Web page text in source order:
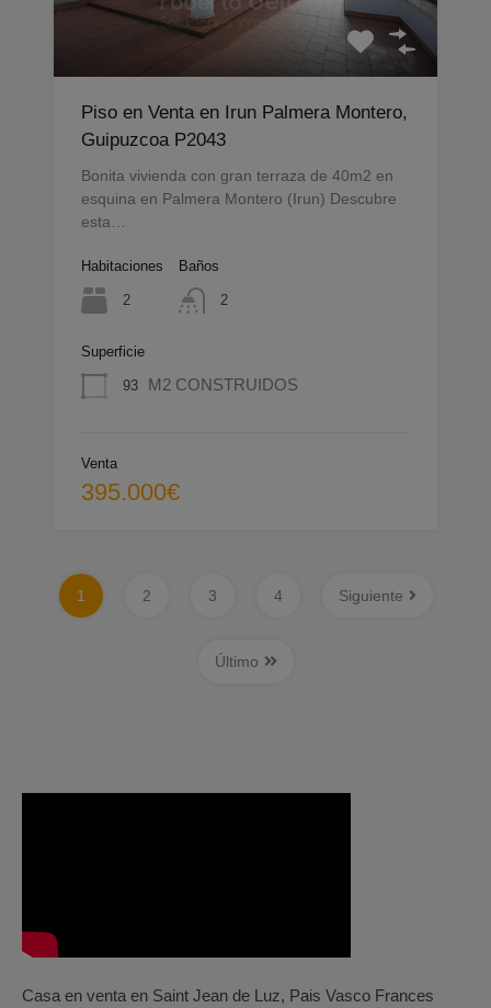
Piso en Venta en Irun Palmera Montero,
Guipuzcoa P2043
Bonita vivienda con gran terraza de 40m2 en
esquina en Palmera Montero (Irun) Descubre
esta…
Habitaciones
2
Baños
2
Superficie
93 M2 CONSTRUIDOS
Venta
395.000€
1 2 3 4 Siguiente
Último
Casa en venta en Saint Jean de Luz, Pais Vasco Frances